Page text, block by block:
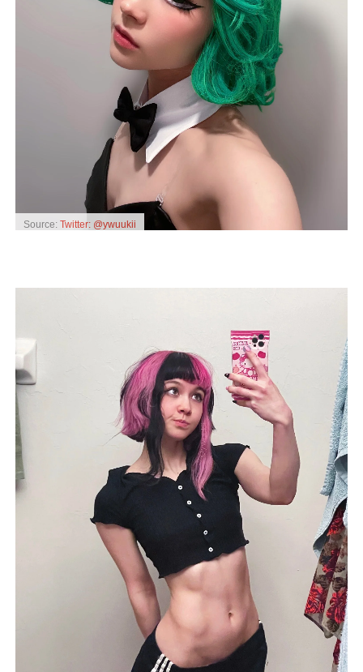
Source: Twitter: @ywuukii